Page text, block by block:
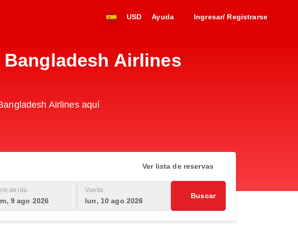
USD Ayuda Ingresar/ Registrarse
Airlines
Airlines aquí
Ver lista de reservas
de ida
9 ago 2026
Vuelta
lun, 10 ago 2026
Buscar